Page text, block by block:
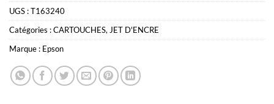
UGS :T163240
Catégories :CARTOUCHES, JET D'ENCRE
Marque : Epson